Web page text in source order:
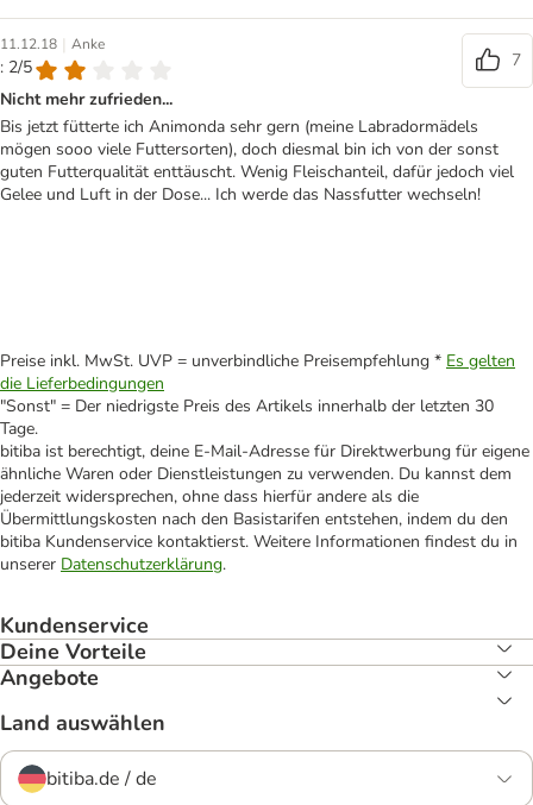
11.12.18 | Anke
: 2/5
7
Nicht mehr zufrieden...
Bis jetzt fütterte ich Animonda sehr gern (meine Labradormädels
mögen sooo viele Futtersorten), doch diesmal bin ich von der sonst
guten Futterqualität enttäuscht. Wenig Fleischanteil, dafür jedoch viel
Gelee und Luft in der Dose... Ich werde das Nassfutter wechseln!
Preise inkl. MwSt. UVP = unverbindliche Preisempfehlung * Es gelten
die Lieferbedingungen
"Sonst" = Der niedrigste Preis des Artikels innerhalb der letzten 30
Tage.
bitiba ist berechtigt, deine E-Mail-Adresse für Direktwerbung für eigene
ähnliche Waren oder Dienstleistungen zu verwenden. Du kannst dem
jederzeit widersprechen, ohne dass hierfür andere als die
Übermittlungskosten nach den Basistarifen entstehen, indem du den
bitiba Kundenservice kontaktierst. Weitere Informationen findest du in
unserer Datenschutzerklärung.
Kundenservice
Deine Vorteile
Angebote
Land auswählen
bitiba.de / de